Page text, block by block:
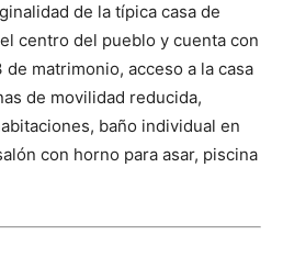
de la típica casa de
centro del pueblo y cuenta con
matrimonio, acceso a la casa
de movilidad reducida,
baño individual en
con horno para asar, piscina